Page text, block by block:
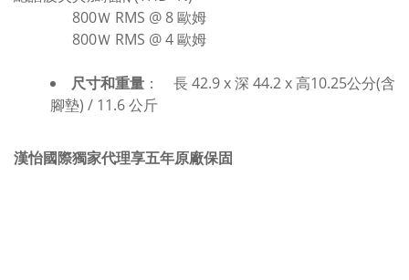
800Ｗ RMS @ 8 歐姆
800Ｗ RMS @ 4 歐姆
尺寸和重量 ： 長 42.9 x 深 44.2 x 高10.25公分(含
腳墊) / 11.6 公斤
漢怡國際獨家代理享五年原廠保固